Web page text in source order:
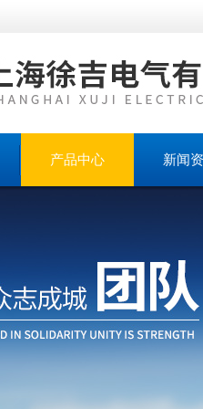
产品中心 新闻